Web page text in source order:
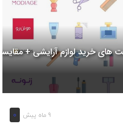
سایت های خرید لوازم آرایشی +
9 ماه پیش 0